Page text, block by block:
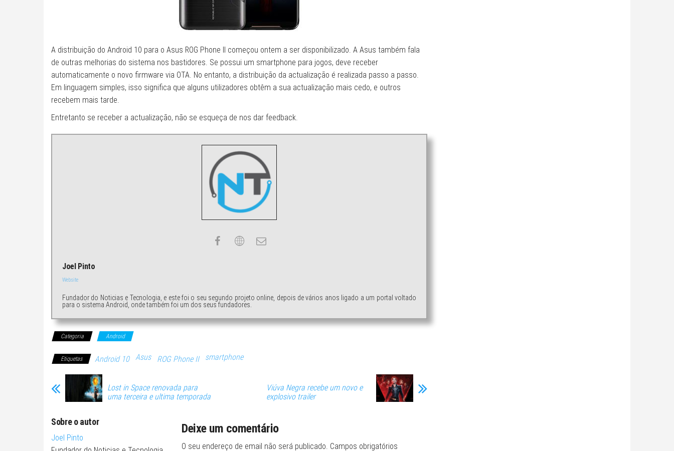
A distribuição do Android 10 para o Asus ROG Phone II começou ontem a ser disponibilizado. A Asus também fala
de outras melhorias do sistema nos bastidores. Se possui um smartphone para jogos, deve receber
automaticamente o novo firmware via OTA. No entanto, a distribuição da actualização é realizada passo a passo.
Em linguagem simples, isso significa que alguns utilizadores obtêm a sua actualização mais cedo, e outros
recebem mais tarde.
Entretanto se receber a actualização, não se esqueça de nos dar feedback.
Joel Pinto
Website
Fundador do Noticias e Tecnologia, e este foi o seu segundo projeto online, depois de vários anos ligado a um portal voltado
para o sistema Android, onde também foi um dos seus fundadores.
Categoria Android
Etiquetas Android 10 Asus ROG Phone II smartphone
Lost in Space renovada para
uma terceira e ultima temporada
Viúva Negra recebe um novo e
explosivo trailer
Sobre o autor
Joel Pinto
Deixe um comentário
O seu endereço de email não será publicado. Campos obrigatórios